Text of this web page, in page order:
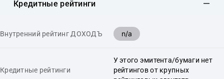
Кредитные рейтинги
Внутренний рейтинг ДОХОДЪ n/a
Кредитные рейтинги
У этого эмитента/бумаги нет
рейтингов от крупных